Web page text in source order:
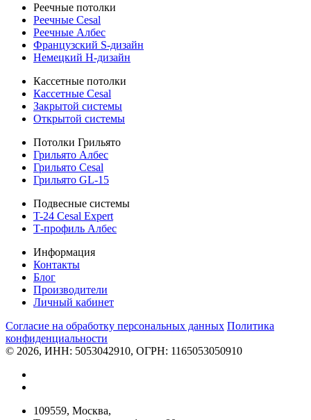
Реечные потолки
Реечные Cesal
Реечные Албес
Французский S-дизайн
Немецкий H-дизайн
Кассетные потолки
Кассетные Cesal
Закрытой системы
Открытой системы
Потолки Грильято
Грильято Албес
Грильято Cesal
Грильято GL-15
Подвесные системы
T-24 Cesal Expert
Т-профиль Албес
Информация
Контакты
Блог
Производители
Личный кабинет
Согласие на обработку персональных данных Политикa
конфиденциальности
© 2026, ИНН: 5053042910, ОГРН: 1165053050910
109559, Москва,